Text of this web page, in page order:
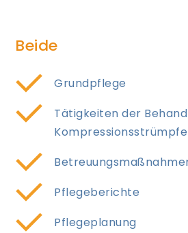
Beide
Grundpflege
Tätigkeiten der
Pflegeberichte
Pflegeplanung